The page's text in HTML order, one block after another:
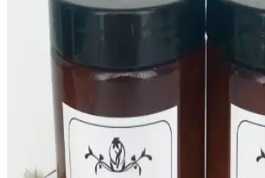
mutfakta sıvıların düzenli saklanması ve
ve pratik bir çözümdür.
Vienev Foly Etiketli Kare Gıda
ile Mutfakta Düzen ve
Vienev Foly Etiketli Kare Gıda Saklama
boyutlarda, şık tasarımıyla mutfakta düzen
ömürlü, pratik ve estetik çözümler sunar.